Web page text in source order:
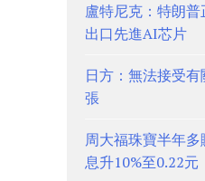
盧特尼克：特朗
出口先進AI芯片
日方：無法接受
張
周大福珠寶半年
息升10%至0.22